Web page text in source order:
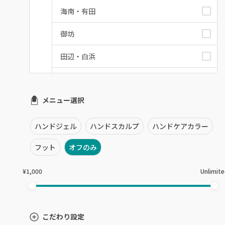
海南・有田
御坊
田辺・白浜
和歌山県その他
メニュー選択
ハンドジェル ハンドスカルプ ハンドケアカラー
フット オフのみ
¥1,000
こだわり設定